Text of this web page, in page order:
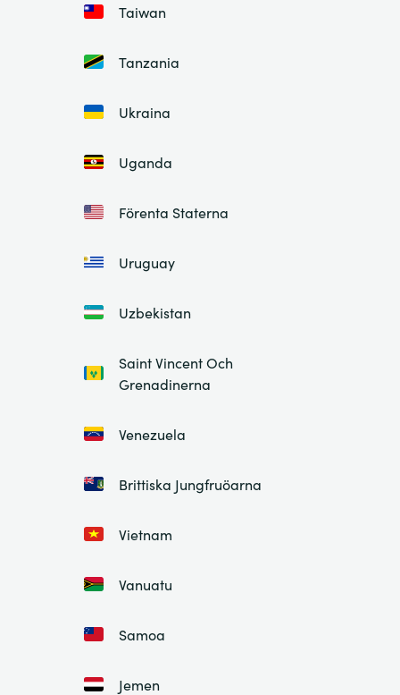
Taiwan
Tanzania
Ukraina
Uganda
Förenta Staterna
Uruguay
Uzbekistan
Saint Vincent Och
Grenadinerna
Venezuela
Brittiska Jungfruöarna
Vietnam
Vanuatu
Samoa
Jemen